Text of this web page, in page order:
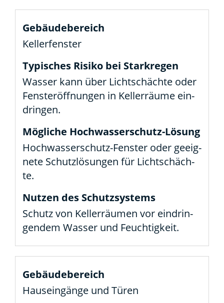
Kel­ler­fens­ter
Was­ser kann über Licht­schäch­te oder
Fens­ter­öff­nun­gen in Kel­ler­räu­me ein­
drin­gen.
Hoch­­­was­­ser­­schutz-Fens­­ter oder geeig­
ne­te Schutz­lö­sun­gen für Licht­schäch­
te.
Schutz von Kel­ler­räu­men vor ein­drin­
gen­dem Was­ser und Feuch­tig­keit.
Haus­ein­gän­ge und Türen